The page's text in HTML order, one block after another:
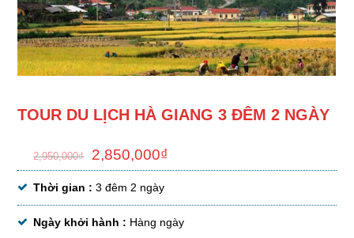
TOUR DU LỊCH HÀ GIANG 3 ĐÊM 2 NGÀY
2,950,000₫ 2,850,000₫
Thời gian : 3 đêm 2 ngày
Ngày khởi hành : Hàng ngày